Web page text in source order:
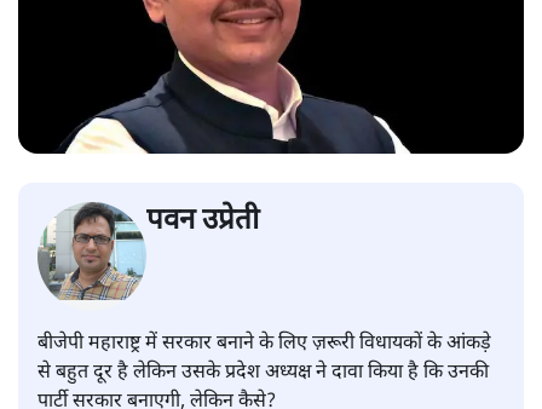
पवन उप्रेती
बीजेपी महाराष्ट्र में सरकार बनाने के लिए ज़रूरी विधायकों के आंकड़े
से बहुत दूर है लेकिन उसके प्रदेश अध्यक्ष ने दावा किया है कि उनकी
पार्टी सरकार बनाएगी, लेकिन कैसे?